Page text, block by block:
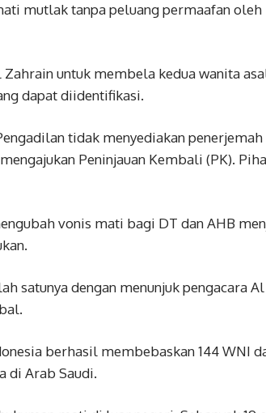
mutlak tanpa peluang permaafan oleh
untuk membela kedua wanita
dapat diidentifikasi.
tidak menyediakan
Peninjauan Kembali (PK).
vonis mati bagi DT dan AHB
satunya dengan menunjuk pengacara Al
berhasil membebaskan 144 WNI
di Arab Saudi.